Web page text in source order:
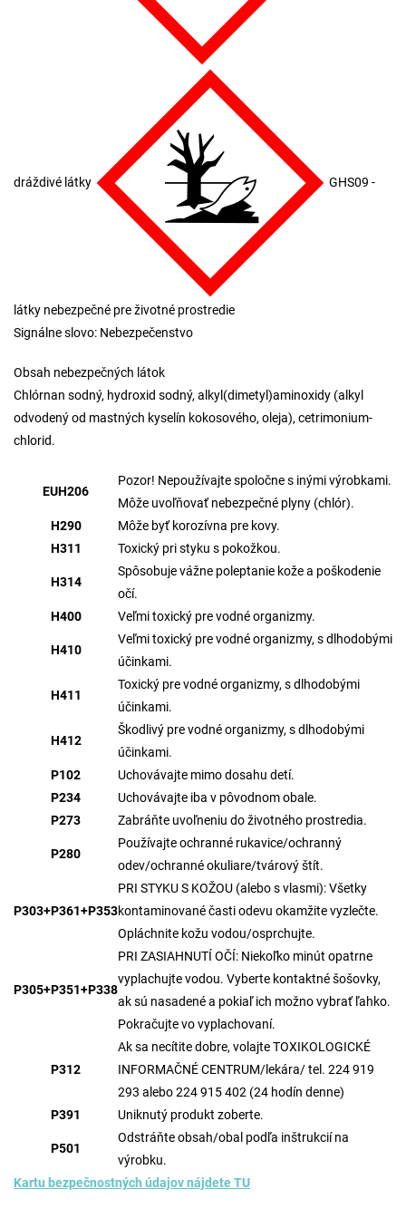
dráždivé látky GHS09 -
látky nebezpečné pre životné prostredie
Signálne slovo: Nebezpečenstvo
Obsah nebezpečných látok
Chlórnan sodný, hydroxid sodný, alkyl(dimetyl)aminoxidy (alkyl
odvodený od mastných kyselín kokosového, oleja), cetrimonium-
chlorid.
EUH206
Pozor! Nepoužívajte spoločne s inými výrobkami.
Môže uvoľňovať nebezpečné plyny (chlór).
H290
Môže byť korozívna pre kovy.
H311
Toxický pri styku s pokožkou.
H314
Spôsobuje vážne poleptanie kože a poškodenie
očí.
H400
Veľmi toxický pre vodné organizmy.
H410
Veľmi toxický pre vodné organizmy, s dlhodobými
účinkami.
H411
Toxický pre vodné organizmy, s dlhodobými
účinkami.
H412
Škodlivý pre vodné organizmy, s dlhodobými
účinkami.
P102
Uchovávajte mimo dosahu detí.
P234
Uchovávajte iba v pôvodnom obale.
P273
Zabráňte uvoľneniu do životného prostredia.
P280
Používajte ochranné rukavice/ochranný
odev/ochranné okuliare/tvárový štít.
P303+P361+P353
PRI STYKU S KOŽOU (alebo s vlasmi): Všetky
kontaminované časti odevu okamžite vyzlečte.
Opláchnite kožu vodou/osprchujte.
P305+P351+P338
PRI ZASIAHNUTÍ OČÍ: Niekoľko minút opatrne
vyplachujte vodou. Vyberte kontaktné šošovky,
ak sú nasadené a pokiaľ ich možno vybrať ľahko.
Pokračujte vo vyplachovaní.
P312
Ak sa necítite dobre, volajte TOXIKOLOGICKÉ
INFORMAČNÉ CENTRUM/lekára/ tel. 224 919
293 alebo 224 915 402 (24 hodín denne)
P391
Uniknutý produkt zoberte.
P501
Odstráňte obsah/obal podľa inštrukcií na
výrobku.
Kartu bezpečnostných údajov nájdete TU